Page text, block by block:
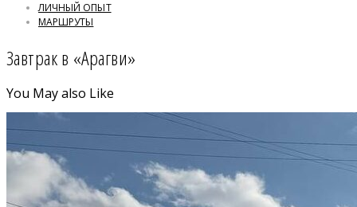
ЛИЧНЫЙ ОПЫТ
МАРШРУТЫ
Завтрак в «Арагви»
You May also Like